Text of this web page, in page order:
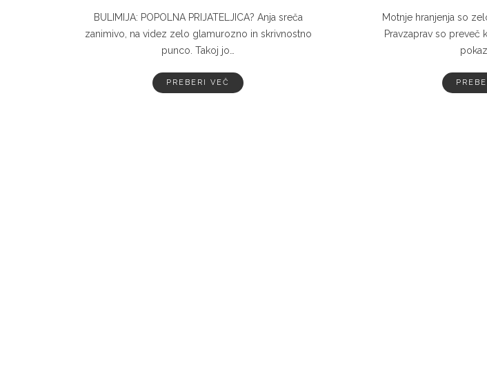
BULIMIJA: POPOLNA PRIJATELJICA? Anja sreča
zanimivo, na videz zelo glamurozno in skrivnostno
punco. Takoj jo…
PREBERI VEČ
Motnje hranjenja so
Pravzaprav so preveč